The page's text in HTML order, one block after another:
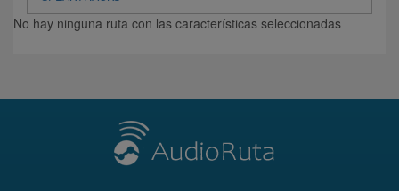
No hay ninguna ruta con las características seleccionadas